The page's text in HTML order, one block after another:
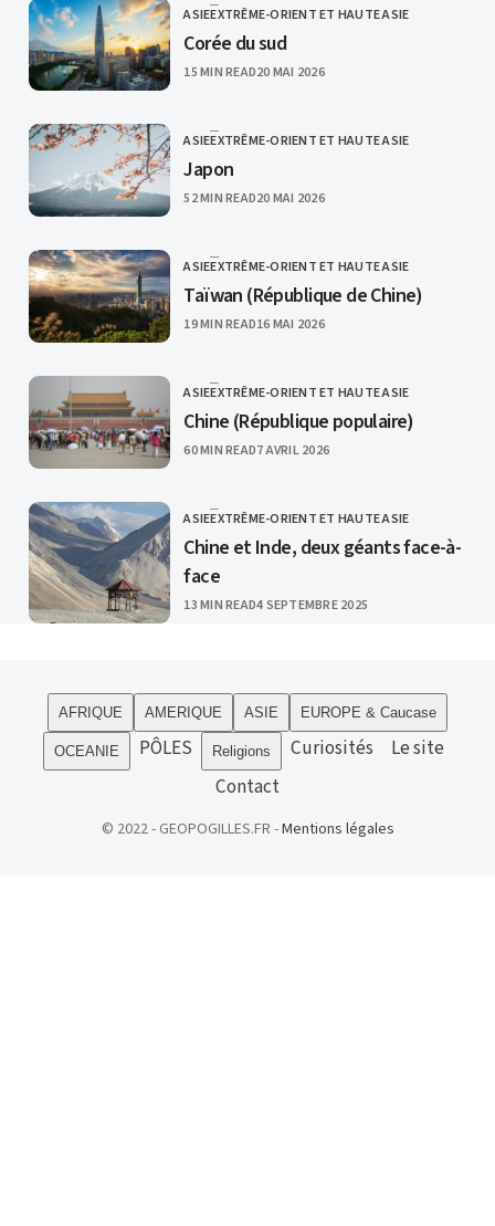
CATEGORY
ASIEEXTRÊME-ORIENT ET HAUTE ASIE
Corée du sud
15 MIN READPUBLISHED
20 MAI 2026
CATEGORY
ASIEEXTRÊME-ORIENT ET HAUTE ASIE
Japon
52 MIN READPUBLISHED
20 MAI 2026
CATEGORY
ASIEEXTRÊME-ORIENT ET HAUTE ASIE
Taïwan (République de Chine)
19 MIN READPUBLISHED
16 MAI 2026
CATEGORY
ASIEEXTRÊME-ORIENT ET HAUTE ASIE
Chine (République populaire)
60 MIN READPUBLISHED
7 AVRIL 2026
CATEGORY
ASIEEXTRÊME-ORIENT ET HAUTE ASIE
Chine et Inde, deux géants face-à-
face
13 MIN READPUBLISHED
4 SEPTEMBRE 2025
AFRIQUE AMERIQUE ASIE EUROPE & Caucase
OCEANIE PÔLES Religions Curiosités
Le site
Contact
© 2022 - GEOPOGILLES.FR -Mentions légales